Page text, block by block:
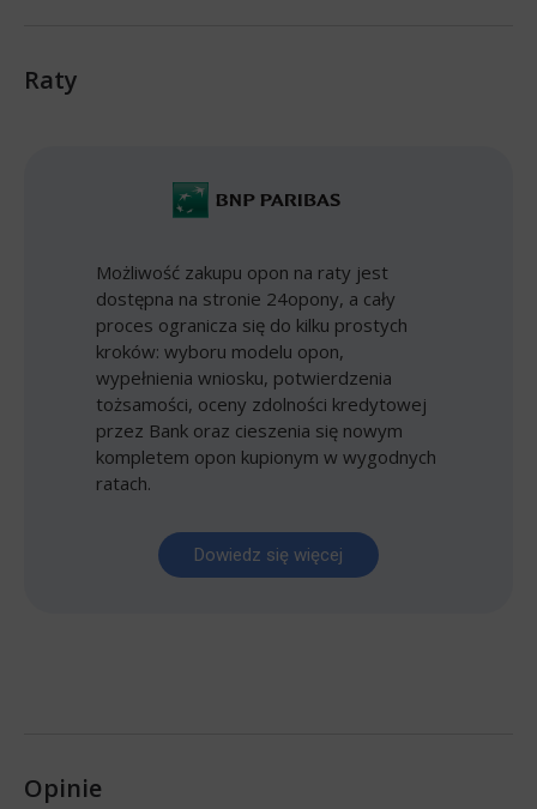
Raty
Możliwość zakupu opon na raty jest
dostępna na stronie 24opony, a cały
proces ogranicza się do kilku prostych
kroków: wyboru modelu opon,
wypełnienia wniosku, potwierdzenia
tożsamości, oceny zdolności kredytowej
przez Bank oraz cieszenia się nowym
kompletem opon kupionym w wygodnych
ratach.
Dowiedz się więcej
Opinie